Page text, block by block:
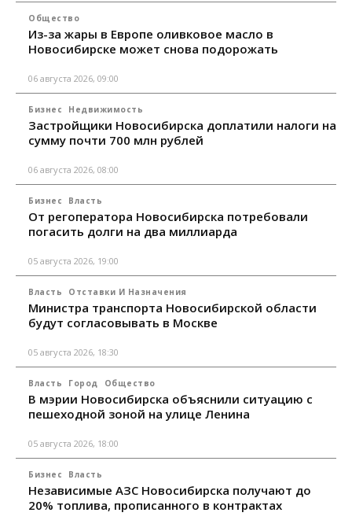
Общество
Из-за жары в Европе оливковое масло в
Новосибирске может снова подорожать
06 августа 2026, 09:00
Бизнес Недвижимость
Застройщики Новосибирска доплатили налоги на
сумму почти 700 млн рублей
06 августа 2026, 08:00
Бизнес Власть
От регоператора Новосибирска потребовали
погасить долги на два миллиарда
05 августа 2026, 19:00
Власть Отставки И Назначения
Министра транспорта Новосибирской области
будут согласовывать в Москве
05 августа 2026, 18:30
Власть Город Общество
В мэрии Новосибирска объяснили ситуацию с
пешеходной зоной на улице Ленина
05 августа 2026, 18:00
Бизнес Власть
Независимые АЗС Новосибирска получают до
20% топлива, прописанного в контрактах